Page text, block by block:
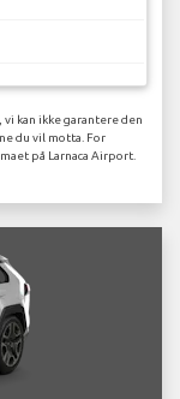
kan ikke garantere den
du vil motta. For
på Larnaca Airport.